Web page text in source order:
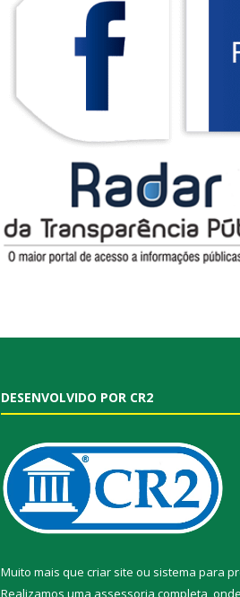
DESENVOLVIDO POR CR2
Muito mais que criar site ou sistema para
Realizamos uma assessoria completa, onde